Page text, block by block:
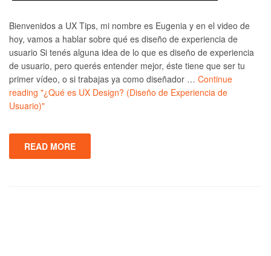
Bienvenidos a UX Tips, mi nombre es Eugenia y en el video de
hoy, vamos a hablar sobre qué es diseño de experiencia de
usuario Si tenés alguna idea de lo que es diseño de experiencia
de usuario, pero querés entender mejor, éste tiene que ser tu
primer vídeo, o si trabajas ya como diseñador … Continue
reading "¿Qué es UX Design? (Diseño de Experiencia de
Usuario)"
READ MORE